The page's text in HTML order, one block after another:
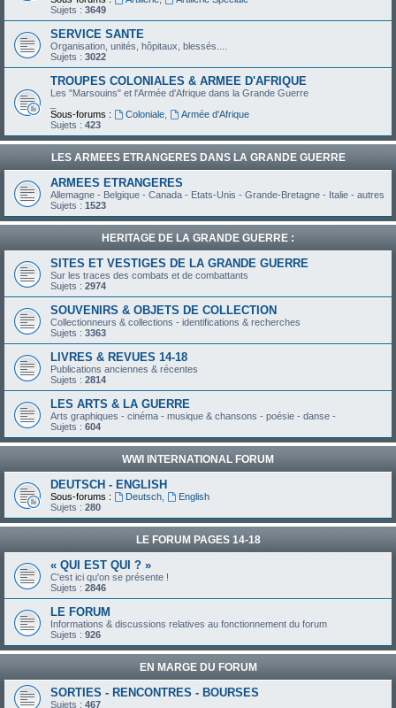
Sujets : 3649
SERVICE SANTE
Organisation, unités, hôpitaux, blessés....
Sujets : 3022
TROUPES COLONIALES & ARMEE D'AFRIQUE
Les "Marsouins" et l'Armée d'Afrique dans la Grande Guerre
Sous-forums :
Coloniale,
Armée d'Afrique
Sujets : 423
LES ARMEES ETRANGERES DANS LA GRANDE GUERRE
ARMEES ETRANGERES
Allemagne - Belgique - Canada - Etats-Unis - Grande-Bretagne - Italie - autres
Sujets : 1523
HERITAGE DE LA GRANDE GUERRE :
SITES ET VESTIGES DE LA GRANDE GUERRE
Sur les traces des combats et de combattants
Sujets : 2974
SOUVENIRS & OBJETS DE COLLECTION
Collectionneurs & collections - identifications & recherches
Sujets : 3363
LIVRES & REVUES 14-18
Publications anciennes & récentes
Sujets : 2814
LES ARTS & LA GUERRE
Arts graphiques - cinéma - musique & chansons - poésie - danse -
Sujets : 604
WWI INTERNATIONAL FORUM
DEUTSCH - ENGLISH
Sous-forums : Deutsch,
English
Sujets : 280
LE FORUM PAGES 14-18
« QUI EST QUI ? »
C'est ici qu'on se présente !
Sujets : 2846
LE FORUM
Informations & discussions relatives au fonctionnement du forum
Sujets : 926
EN MARGE DU FORUM
SORTIES - RENCONTRES - BOURSES
Sujets : 467